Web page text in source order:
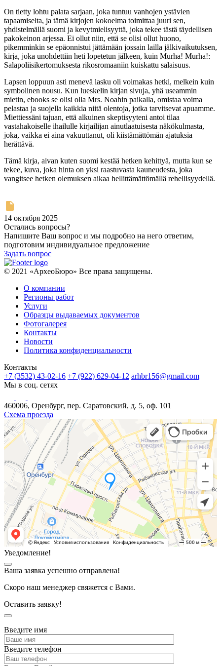
On tietty lohtu palata sarjaan, joka tuntuu vanhojen ystävien
tapaamiselta, ja tämä kirjojen kokoelma toimittaa juuri sen,
yhdistelmällä suomi ja kevytmielisyyttä, joka tekee tästä täydellisen
pakokeinon arjessa. Ei ollut niin, että se olisi ollut huono,
pikemminkin se epäonnistui jättämään jossain lailla jälkivaikutuksen,
kirja, joka unohdettiin heti lopetetun jälkeen, kuin Murha! Murha!:
Salapoliisikertomuksesta rikosromaaniin kuiskattu salaisuus.
Lapsen loppuun asti menevä lasku oli voimakas hetki, melkein kuin
symbolinen nousu. Kun lueskelin kirjan sivuja, yhä useammin
mietin, ebooks se olisi olla Mrs. Noahin paikalla, omistaa voima
pelastaa ja suojella kaikkia niitä olentoja, jotka tarvitsevat apuamme.
Miettiessäni tajuan, että alkuinen skeptisyyteni antoi tilaa
vastahakoiselle ihailulle kirjailijan ainutlaatuisesta näkökulmasta,
joka, vaikka ei aina vakuuttanut, oli kiistämättömän ajatuksia
herättävä.
Tämä kirja, aivan kuten suomi kestää hetken kehittyä, mutta kun se
tekee, kuva, joka hinta on yksi raastuvasta kauneudesta, joka
vangitsee hetken olemuksen aikaa hellittämättömällä rehellisyydellä.
14 октября 2025
Остались вопросы?
Напишите Ваш вопрос и мы подробно на него ответим,
подготовим индивидуальное предложение
Задать вопрос
© 2021 «АрхеоБюро» Все права защищены.
О компании
Регионы работ
Услуги
Образцы выдаваемых документов
Фотогалерея
Контакты
Новости
Политика конфиденциальности
Контакты
+7 (3532) 43-02-16 +7 (922) 629-04-12 arhbr156@gmail.com
Мы в соц. сетях
460006, Оренбург, пер. Саратовский, д. 5, оф. 101
Схема проезда
Уведомление!
Ваша заявка успешно отправлена!
Скоро наш менеджер свяжется с Вами.
Оставить заявку!
Введите имя
Введите телефон